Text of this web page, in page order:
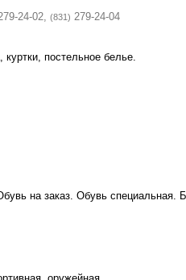
24-02, (831) 279-24-04
постельное белье.
на заказ. Обувь специальная.